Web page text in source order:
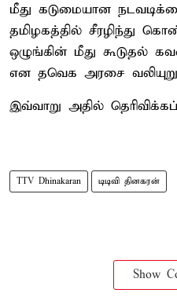
மீது கடுமையான
தமிழகத்தில் சீரழிந்து
ஒழுங்கின் மீது கூடுதல்
என தவெக அரசை
இவ்வாறு அதில்
TTV Dhinakaran டிடிவி தினகரன்
Show